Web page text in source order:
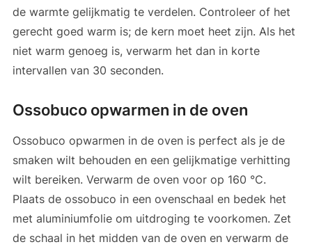
de warmte gelijkmatig te verdelen. Controleer of het
gerecht goed warm is; de kern moet heet zijn. Als het
niet warm genoeg is, verwarm het dan in korte
intervallen van 30 seconden.
Ossobuco opwarmen in de oven
Ossobuco opwarmen in de oven is perfect als je de
smaken wilt behouden en een gelijkmatige verhitting
wilt bereiken. Verwarm de oven voor op 160 °C.
Plaats de ossobuco in een ovenschaal en bedek het
met aluminiumfolie om uitdroging te voorkomen. Zet
de schaal in het midden van de oven en verwarm de